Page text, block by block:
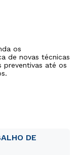
os
de novas técnicas
preventivas até os
DE